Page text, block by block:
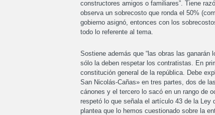
constructores amigos o familiares”. Tiene
observa un sobrecosto que ronda el 50%
gobierno asignó, entonces con los
todo lo referente al tema.
Sostiene además que “las obras las
sólo la deben respetar los contratistas. En
constitución general de la república. Debe
San Nicolás-Cañas» en tres partes, dos de
cánones y el tercero lo sacó en un rango de
respetó lo que señala el artículo 43 de la
plantea que lo hemos cuestionado sobre la